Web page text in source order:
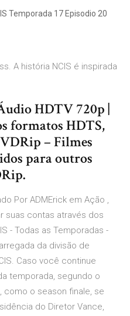
Temporada 17 Episodio 20
A história NCIS é inspirada
HDTV 720p |
formatos HDTS,
– Filmes
para outros
Por ADMErick em Ação ,
suas contas através dos
- Todas as Temporadas -
da divisão de
Caso você continue
temporada, segundo o
como o season finale, se
do Diretor Vance,